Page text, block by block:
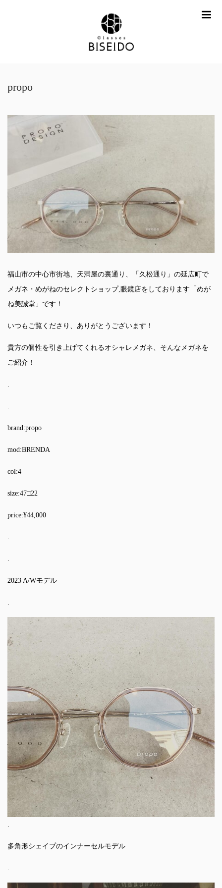
propo
福山市の中心市街地、天満屋の裏通り、「久松通り」の延広町で
メガネ・めがねのセレクトショップ,眼鏡店をしております「めが
ね美誠堂」です！
いつもご覧くださり、ありがとうございます！
貴方の個性を引き上げてくれるオシャレメガネ、そんなメガネを
ご紹介！
.
.
brand:propo
mod:BRENDA
col:4
size:47□22
price:¥44,000
.
.
2023 A/Wモデル
.
.
多角形シェイプのインナーセルモデル
.